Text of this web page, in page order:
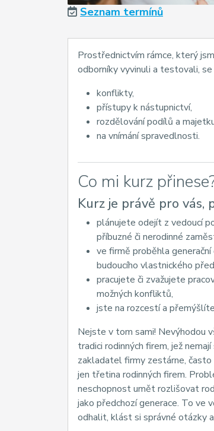
Seznam termínů
Prostřednictvím rámce, který
odborníky vyvinuli a testovali,
konflikty,
přístupy k nástupnictví,
rozdělování podílů a
na vnímání spravedlnosti.
Co mi kurz
Kurz je právě pro vás,
plánujete odejít z vedoucí
příbuzné či nerodinné
ve firmě proběhla
budoucího vlastnického
pracujete či zvažujete
možných konfliktů,
jste na rozcestí a
Nejste v tom sami! Nevýhodou
tradici rodinných firem, jež
zakladatel firmy zestárne,
jen třetina rodinných firem.
neschopnost umět rozlišovat
jako předchozí generace. To ve
odhalit, klást si správné otázky